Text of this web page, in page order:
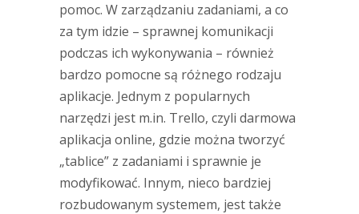
pomoc. W zarządzaniu zadaniami, a co
za tym idzie – sprawnej komunikacji
podczas ich wykonywania – również
bardzo pomocne są różnego rodzaju
aplikacje. Jednym z popularnych
narzędzi jest m.in. Trello, czyli darmowa
aplikacja online, gdzie można tworzyć
„tablice” z zadaniami i sprawnie je
modyfikować. Innym, nieco bardziej
rozbudowanym systemem, jest także